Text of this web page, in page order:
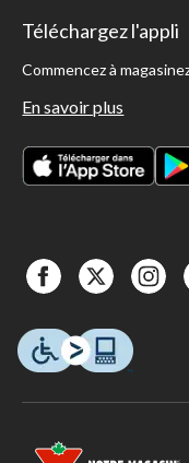
Téléchargez l'appli
Commencez à
En savoir plus